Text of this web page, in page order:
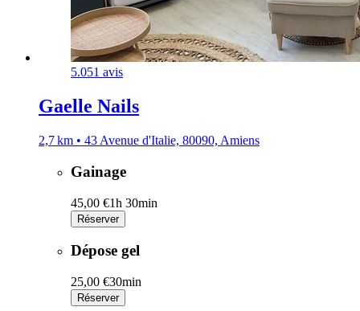
5.051 avis
Gaelle Nails
2,7 km • 43 Avenue d'Italie, 80090, Amiens
Gainage
45,00 €1h 30min
Réserver
Dépose gel
25,00 €30min
Réserver